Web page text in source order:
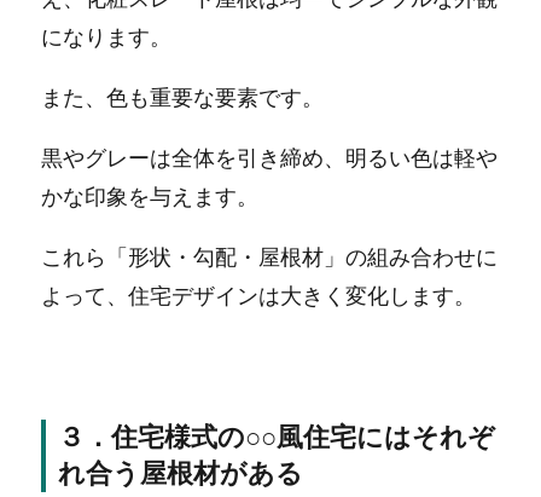
になります。
また、色も重要な要素です。
黒やグレーは全体を引き締め、明るい色は軽や
かな印象を与えます。
これら「形状・勾配・屋根材」の組み合わせに
よって、住宅デザインは大きく変化します。
３．住宅様式の○○風住宅にはそれぞ
れ合う屋根材がある